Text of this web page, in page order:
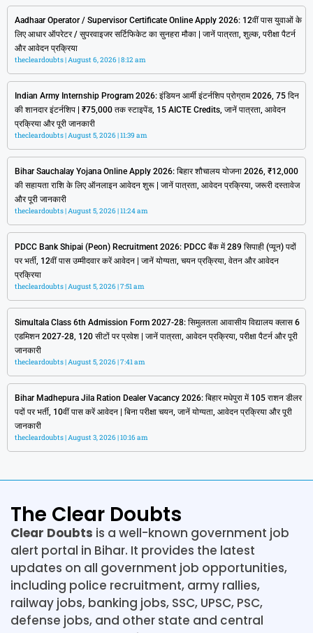
Aadhaar Operator / Supervisor Certificate Online Apply 2026: 12वीं पास युवाओं के
लिए आधार ऑपरेटर / सुपरवाइजर सर्टिफिकेट का सुनहरा मौका | जानें पात्रता, शुल्क, परीक्षा पैटर्न
और आवेदन प्रक्रिया
thecleardoubts August 6, 2026 8:12 am
Indian Army Internship Program 2026: इंडियन आर्मी इंटर्नशिप प्रोग्राम 2026, 75 दिन
की शानदार इंटर्नशिप | ₹75,000 तक स्टाइपेंड, 15 AICTE Credits, जानें पात्रता, आवेदन
प्रक्रिया और पूरी जानकारी
thecleardoubts August 5, 2026 11:39 am
Bihar Sauchalay Yojana Online Apply 2026: बिहार शौचालय योजना 2026, ₹12,000
की सहायता राशि के लिए ऑनलाइन आवेदन शुरू | जानें पात्रता, आवेदन प्रक्रिया, जरूरी दस्तावेज
और पूरी जानकारी
thecleardoubts August 5, 2026 11:24 am
PDCC Bank Shipai (Peon) Recruitment 2026: PDCC बैंक में 289 सिपाही (प्यून) पदों
पर भर्ती, 12वीं पास उम्मीदवार करें आवेदन | जानें योग्यता, चयन प्रक्रिया, वेतन और आवेदन
प्रक्रिया
thecleardoubts August 5, 2026 7:51 am
Simultala Class 6th Admission Form 2027-28: सिमुलतला आवासीय विद्यालय क्लास 6
एडमिशन 2027-28, 120 सीटों पर प्रवेश | जानें पात्रता, आवेदन प्रक्रिया, परीक्षा पैटर्न और पूरी
जानकारी
thecleardoubts August 5, 2026 7:41 am
Bihar Madhepura Jila Ration Dealer Vacancy 2026: बिहार मधेपुरा में 105 राशन डीलर
पदों पर भर्ती, 10वीं पास करें आवेदन | बिना परीक्षा चयन, जानें योग्यता, आवेदन प्रक्रिया और पूरी
जानकारी
thecleardoubts August 3, 2026 10:16 am
The Clear Doubts
Clear Doubts is a well-known government job
alert portal in Bihar. It provides the latest
updates on all government job opportunities,
including police recruitment, army rallies,
railway jobs, banking jobs, SSC, UPSC, PSC,
defense jobs, and other state and central